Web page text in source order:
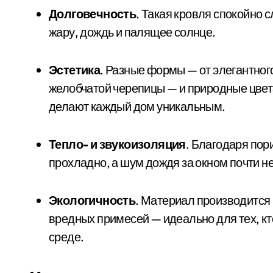
У липні в лікарнях Київщини
Суд у Києві розгляне справу
Кібербезпека для підприємців:
Рятувальники Київщини борються з
Долговечность. Такая кровля спокойно
жару, дождь и палящее солнце.
Эстетика. Разные формы — от
желобчатой черепицы — и природные
делают каждый дом уникальным.
Тепло- и звукоизоляция. Благодаря
прохладно, а шум дождя за окном почти
Экологичность. Материал производится
вредных примесей — идеально для тех,
среде.